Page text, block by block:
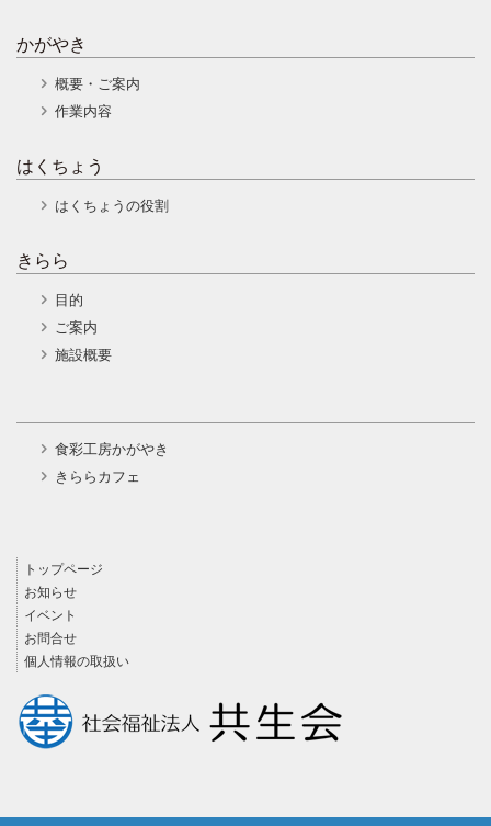
かがやき
概要・ご案内
作業内容
はくちょう
はくちょうの役割
きらら
目的
ご案内
施設概要
食彩工房かがやき
きららカフェ
トップページ
お知らせ
イベント
お問合せ
個人情報の取扱い